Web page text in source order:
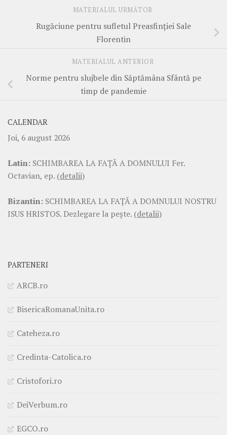
MATERIALUL URMĂTOR
Rugăciune pentru sufletul Preasfinției Sale
Florentin
MATERIALUL ANTERIOR
Norme pentru slujbele din Săptămâna Sfântă pe
timp de pandemie
CALENDAR
Joi, 6 august 2026
Latin: SCHIMBAREA LA FAŢĂ A DOMNULUI Fer.
Octavian, ep. (detalii)
Bizantin: SCHIMBAREA LA FAŢĂ A DOMNULUI NOSTRU
ISUS HRISTOS. Dezlegare la pește. (detalii)
PARTENERI
ARCB.ro
BisericaRomanaUnita.ro
Cateheza.ro
Credinta-Catolica.ro
Cristofori.ro
DeiVerbum.ro
EGCO.ro